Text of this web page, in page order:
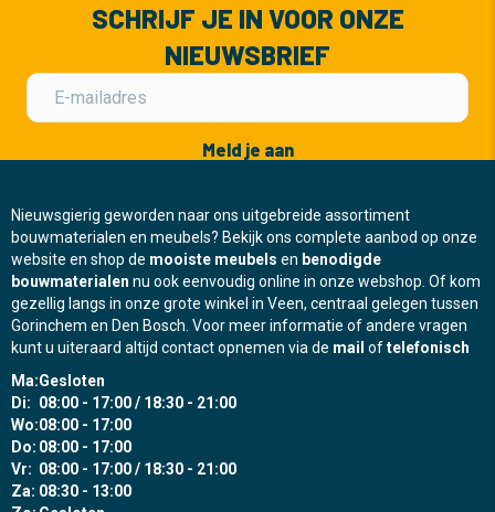
SCHRIJF JE IN VOOR ONZE
NIEUWSBRIEF
Meld je aan
Nieuwsgierig geworden naar ons uitgebreide assortiment
bouwmaterialen en meubels? Bekijk ons complete aanbod op onze
website en shop de mooiste meubels en benodigde
bouwmaterialen nu ook eenvoudig online in onze webshop. Of kom
gezellig langs in onze grote winkel in Veen, centraal gelegen tussen
Gorinchem en Den Bosch. Voor meer informatie of andere vragen
kunt u uiteraard altijd contact opnemen via de mail oftelefonisch
Ma:Gesloten
Di: 08:00 - 17:00 / 18:30 - 21:00
Wo:08:00 - 17:00
Do: 08:00 - 17:00
Vr: 08:00 - 17:00 / 18:30 - 21:00
Za: 08:30 - 13:00